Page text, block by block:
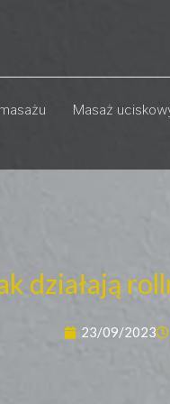
Masaż
działają
23/09/2023